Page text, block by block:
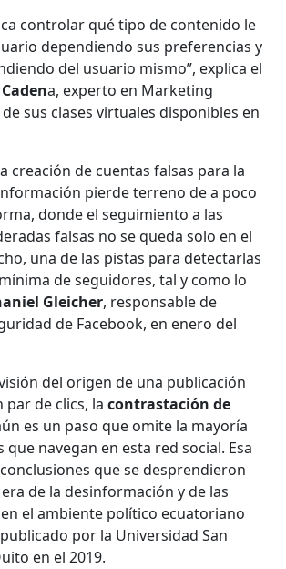
controlar qué tipo de contenido le
dependiendo sus preferencias y
del usuario mismo”, explica el
a, experto en Marketing
sus clases virtuales disponibles en
creación de cuentas falsas para la
pierde terreno de a poco
donde el seguimiento a las
falsas no se queda solo en el
una de las pistas para detectarlas
de seguidores, tal y como lo
Gleicher, responsable de
de Facebook, en enero del
del origen de una publicación
par de clics, lacontrastación de
es un paso que omite la mayoría
que navegan en esta red social. Esa
que se desprendieron
era de la desinformación y de las
el ambiente político ecuatoriano
por la Universidad San
en el 2019.